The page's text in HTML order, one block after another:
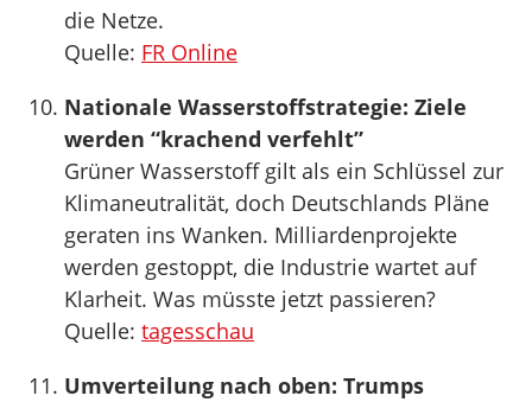
die Netze.
Quelle: FR Online
Nationale Wasserstoffstrategie: Ziele
werden “krachend verfehlt”
Grüner Wasserstoff gilt als ein Schlüssel zur
Klimaneutralität, doch Deutschlands Pläne
geraten ins Wanken. Milliardenprojekte
werden gestoppt, die Industrie wartet auf
Klarheit. Was müsste jetzt passieren?
Quelle: tagesschau
Umverteilung nach oben: Trumps